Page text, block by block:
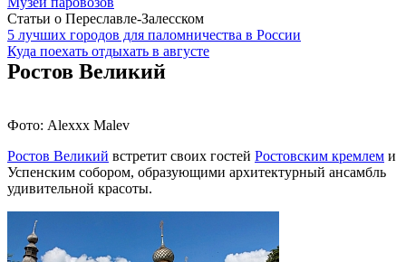
Статьи о Переславле-Залесском
5 лучших городов для паломничества в России
Куда поехать отдыхать в августе
Ростов Великий
Фото: Alexxx Malev
Ростов Великий встретит своих гостей Ростовским кремлем и
Успенским собором, образующими архитектурный ансамбль
удивительной красоты.